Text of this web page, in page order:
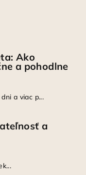
Ako
a pohodlne
a viac p...
a